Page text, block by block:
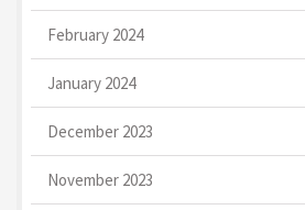
February 2024
January 2024
December 2023
November 2023